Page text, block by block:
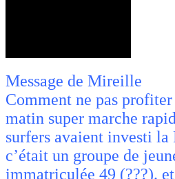
Message de Mireille
Comment ne pas
matin super marche
surfers avaient investi la
c’était un groupe de
immatriculée 49 (???).